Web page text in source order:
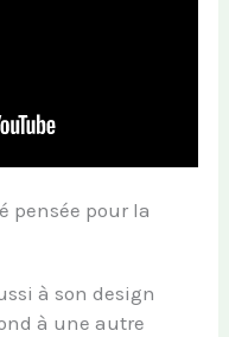
pensée pour la
à son design
à une autre